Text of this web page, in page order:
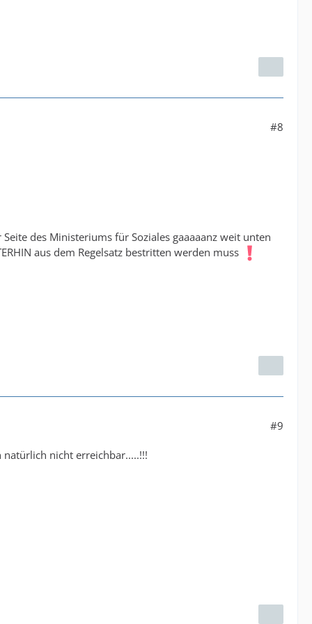
#8
des Ministeriums für Soziales gaaaaanz weit unten
aus dem Regelsatz bestritten werden muss
#9
natürlich nicht erreichbar.....!!!